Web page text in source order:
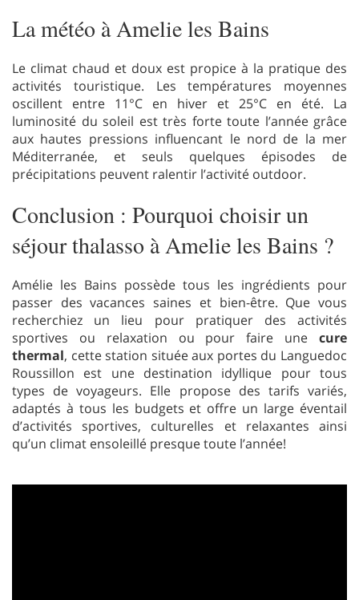
La météo à Amelie les Bains
Le climat chaud et doux est propice à la pratique des
activités touristique. Les températures moyennes
oscillent entre 11°C en hiver et 25°C en été. La
luminosité du soleil est très forte toute l’année grâce
aux hautes pressions influencant le nord de la mer
Méditerranée, et seuls quelques épisodes de
précipitations peuvent ralentir l’activité outdoor.
Conclusion : Pourquoi choisir un
séjour thalasso à Amelie les Bains ?
Amélie les Bains possède tous les ingrédients pour
passer des vacances saines et bien-être. Que vous
recherchiez un lieu pour pratiquer des activités
sportives ou relaxation ou pour faire une cure
thermal, cette station située aux portes du Languedoc
Roussillon est une destination idyllique pour tous
types de voyageurs. Elle propose des tarifs variés,
adaptés à tous les budgets et offre un large éventail
d’activités sportives, culturelles et relaxantes ainsi
qu’un climat ensoleillé presque toute l’année!